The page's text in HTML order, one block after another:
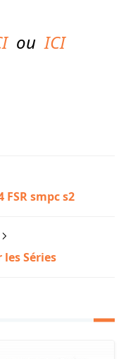
ouICI
FSR smpc s2
Séries